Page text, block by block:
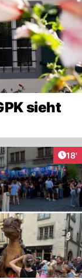
sieht
18'